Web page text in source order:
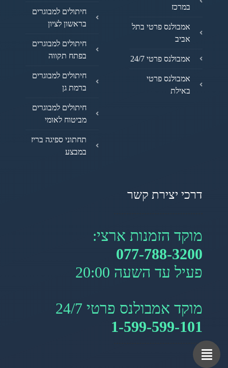
במרכז
אמבולנס פרטי בתל
אביב
אמבולנס פרטי 24/7
אמבולנס פרטי
באילת
חיתולים למבוגרים
בראשון לציון
חיתולים למבוגרים
בפתח תקווה
חיתולים למבוגרים
ברמת גן
חיתולים למבוגרים
מביטוח לאומי
תחתוני ספיגה בריז
במבצע
דרכי יצירת קשר
מוקד הזמנות ארצי:
077-788-3200
פעיל עד השעה 20:00
מוקד אמבולנס פרטי 24/7
1-599-599-101